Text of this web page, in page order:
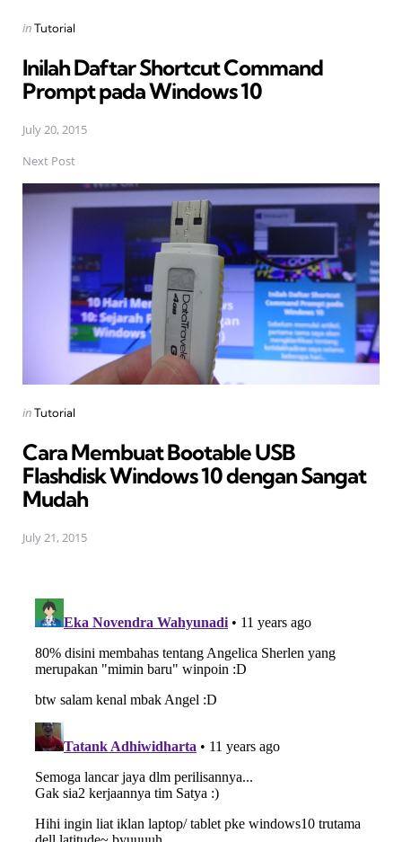
Posted
inTutorial
Inilah Daftar Shortcut Command
Prompt pada Windows 10
July 20, 2015
Next Post
Posted
inTutorial
Cara Membuat Bootable USB
Flashdisk Windows 10 dengan Sangat
Mudah
July 21, 2015